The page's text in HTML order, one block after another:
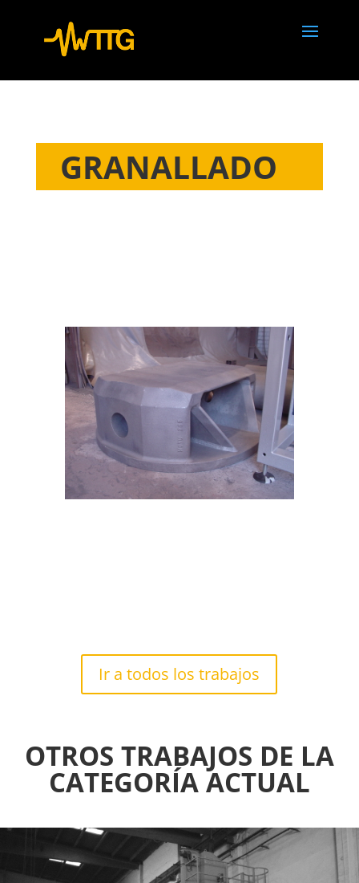
GRANALLADO
Ir a todos los trabajos
OTROS TRABAJOS DE LA
CATEGORÍA ACTUAL